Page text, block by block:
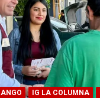
IG LA COLUMNA